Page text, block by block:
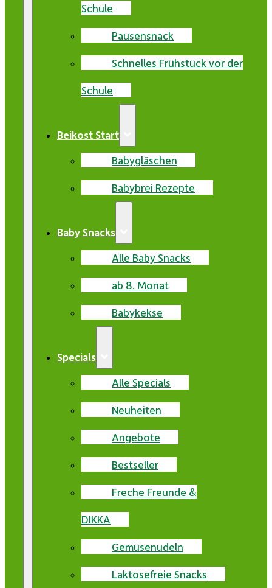
Schule
Pausensnack
Schnelles Frühstück vor der
Schule
Beikost Start
Babygläschen
Babybrei Rezepte
Baby Snacks
Alle Baby Snacks
ab 8. Monat
Babykekse
Specials
Alle Specials
Neuheiten
Angebote
Bestseller
Freche Freunde &
DIKKA
Gemüsenudeln
Laktosefreie Snacks